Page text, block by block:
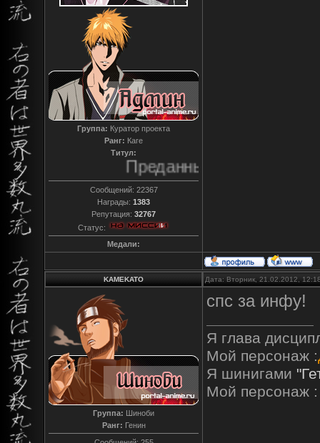
Группа: Куратор проекта
Ранг: Каге
Титул:
Преданный
Сообщений: 22367
Награды: 1383
Репутация: 32767
Статус:
Медали:
KAMEKATO Дата: Вторник, 21.02.2012,
Группа: Шиноби
Ранг: Генин
спс за инфу!
Я глава
Мой персонаж :
Я шинигами
Мой персонаж